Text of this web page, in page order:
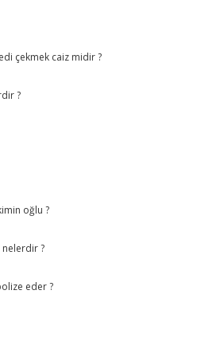
çekmek caiz midir ?
?
oğlu ?
nelerdir ?
eder ?